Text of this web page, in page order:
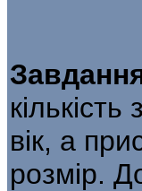
вік, а
розмір.